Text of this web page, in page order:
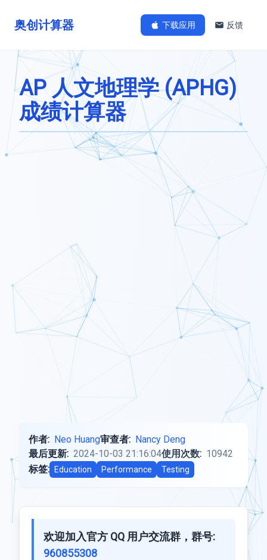
奥创计算器 下载应用 反馈
AP 人文地理学 (APHG)
成绩计算器
作者: Neo Huang审查者: Nancy Deng
最后更新: 2024-10-03 21:16:04使用次数: 10942
标签:
Education Performance Testing
欢迎加入官方 QQ 用户交流群，群号:
960855308